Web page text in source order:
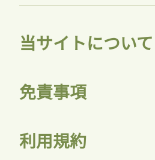
当サイトについて
免責事項
利用規約